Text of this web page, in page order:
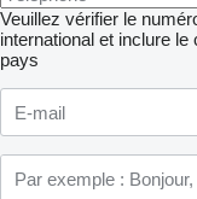
Veuillez vérifier le
international et inclure le
pays